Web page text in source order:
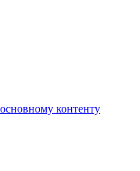
контенту